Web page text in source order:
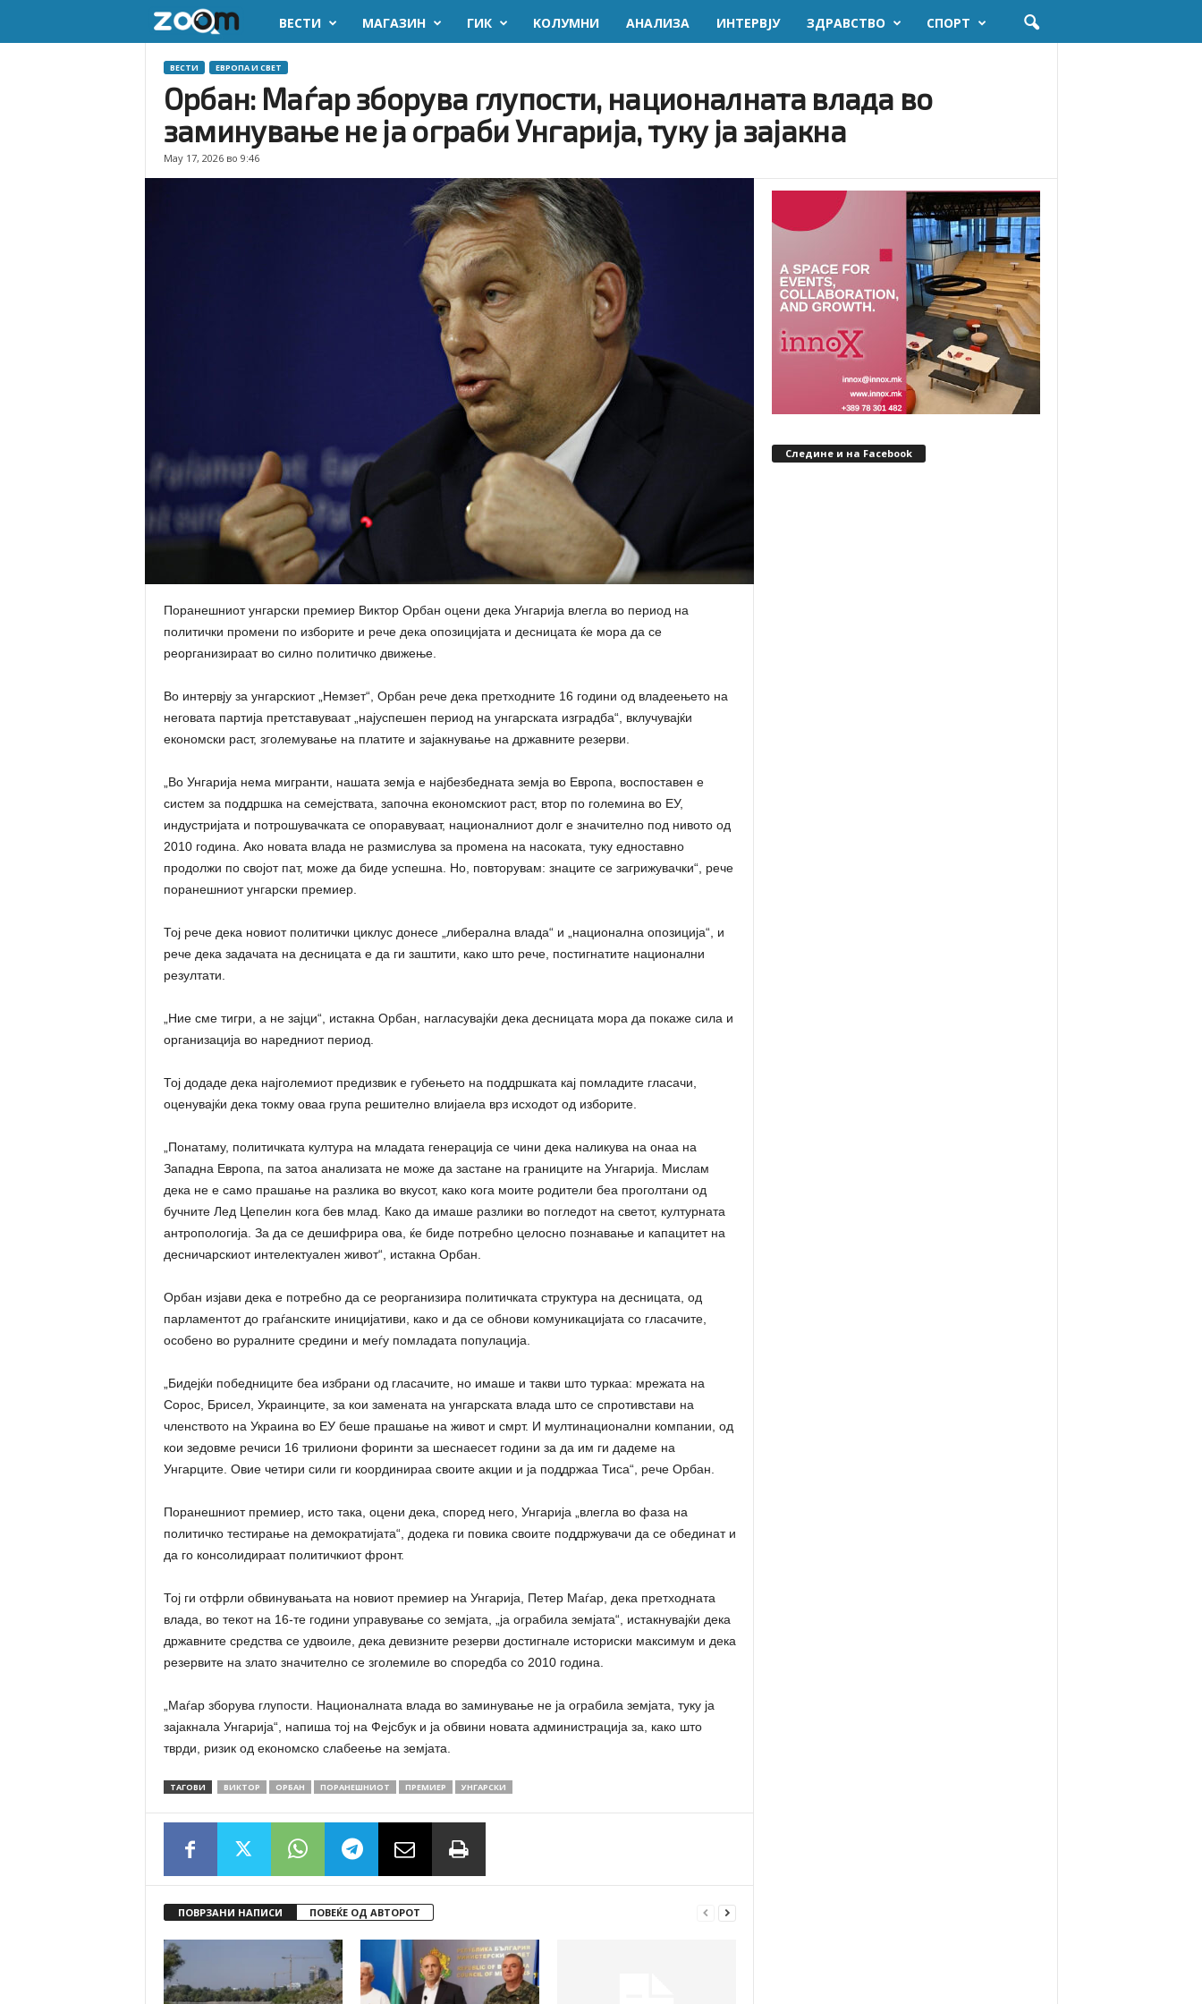
o
o
m
.
ВЕСТИ МАГАЗИН ГИК KОЛУМНИ AНАЛИЗА ИНТЕРВЈУ ЗДРАВСТВО СПОРТ
ВЕСТИ ЕВРОПА И СВЕТ
Орбан: Маѓар зборува глупости, националната влада во
заминување не ја ограби Унгарија, туку ја зајакна
May 17, 2026 во 9:46
Поранешниот унгарски премиер Виктор Орбан оцени дека Унгарија влегла во период на
политички промени по изборите и рече дека опозицијата и десницата ќе мора да се
реорганизираат во силно политичко движење.
Во интервју за унгарскиот „Немзет“, Орбан рече дека претходните 16 години од владеењето на
неговата партија претставуваат „најуспешен период на унгарската изградба“, вклучувајќи
економски раст, зголемување на платите и зајакнување на државните резерви.
„Во Унгарија нема мигранти, нашата земја е најбезбедната земја во Европа, воспоставен е
систем за поддршка на семејствата, започна економскиот раст, втор по големина во ЕУ,
индустријата и потрошувачката се опоравуваат, националниот долг е значително под нивото од
2010 година. Ако новата влада не размислува за промена на насоката, туку едноставно
продолжи по својот пат, може да биде успешна. Но, повторувам: знаците се загрижувачки“, рече
поранешниот унгарски премиер.
Тој рече дека новиот политички циклус донесе „либерална влада“ и „национална опозиција“, и
рече дека задачата на десницата е да ги заштити, како што рече, постигнатите национални
резултати.
„Ние сме тигри, а не зајци“, истакна Орбан, нагласувајќи дека десницата мора да покаже сила и
организација во наредниот период.
Тој додаде дека најголемиот предизвик е губењето на поддршката кај помладите гласачи,
оценувајќи дека токму оваа група решително влијаела врз исходот од изборите.
„Понатаму, политичката култура на младата генерација се чини дека наликува на онаа на
Западна Европа, па затоа анализата не може да застане на границите на Унгарија. Мислам
дека не е само прашање на разлика во вкусот, како кога моите родители беа проголтани од
бучните Лед Цепелин кога бев млад. Како да имаше разлики во погледот на светот, културната
антропологија. За да се дешифрира ова, ќе биде потребно целосно познавање и капацитет на
десничарскиот интелектуален живот“, истакна Орбан.
Орбан изјави дека е потребно да се реорганизира политичката структура на десницата, од
парламентот до граѓанските иницијативи, како и да се обнови комуникацијата со гласачите,
особено во руралните средини и меѓу помладата популација.
„Бидејќи победниците беа избрани од гласачите, но имаше и такви што туркаа: мрежата на
Сорос, Брисел, Украинците, за кои замената на унгарската влада што се спротивстави на
членството на Украина во ЕУ беше прашање на живот и смрт. И мултинационални компании, од
кои зедовме речиси 16 трилиони форинти за шеснаесет години за да им ги дадеме на
Унгарците. Овие четири сили ги координираа своите акции и ја поддржаа Тиса“, рече Орбан.
Поранешниот премиер, исто така, оцени дека, според него, Унгарија „влегла во фаза на
политичко тестирање на демократијата“, додека ги повика своите поддржувачи да се обединат и
да го консолидираат политичкиот фронт.
Тој ги отфрли обвинувањата на новиот премиер на Унгарија, Петер Маѓар, дека претходната
влада, во текот на 16-те години управување со земјата, „ја ограбила земјата“, истакнувајќи дека
државните средства се удвоиле, дека девизните резерви достигнале историски максимум и дека
резервите на злато значително се зголемиле во споредба со 2010 година.
„Маѓар зборува глупости. Националната влада во заминување не ја ограбила земјата, туку ја
зајакнала Унгарија“, напиша тој на Фејсбук и ја обвини новата администрација за, како што
тврди, ризик од економско слабеење на земјата.
ТАГОВИ ВИКТОР ОРБАН ПОРАНЕШНИОТ ПРЕМИЕР УНГАРСКИ
ПОВРЗАНИ НАПИСИ ПОВЕЌЕ ОД АВТОРОТ
Следине и на Facebook